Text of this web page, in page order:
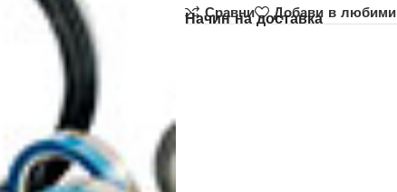
Сравни
Добави в любими
Начин на доставка